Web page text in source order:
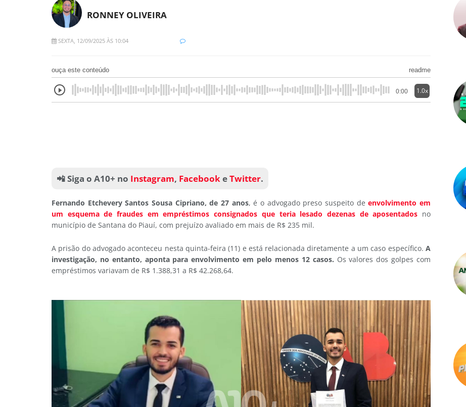
RONNEY OLIVEIRA
SEXTA, 12/09/2025 ÀS 10:04
ouça este conteúdo readme
0:00 1.0x
📲 Siga o A10+ no Instagram, FacebookeTwitter.
Fernando Etchevery Santos Sousa Cipriano, de 27 anos, é o advogado preso suspeito deenvolvimento em
um esquema de fraudes em empréstimos consignados que teria lesado dezenas de aposentados no
município de Santana do Piauí, com prejuízo avaliado em mais de R$ 235 mil.
A prisão do advogado aconteceu nesta quinta-feira (11) e está relacionada diretamente a um caso específico. A
investigação, no entanto, aponta para envolvimento em pelo menos 12 casos. Os valores dos golpes com
empréstimos variavam de R$ 1.388,31 a R$ 42.268,64.